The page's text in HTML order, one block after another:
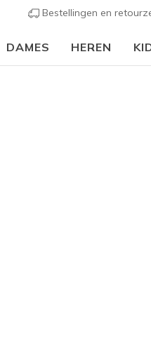
Bestellingen en
DAMES HEREN